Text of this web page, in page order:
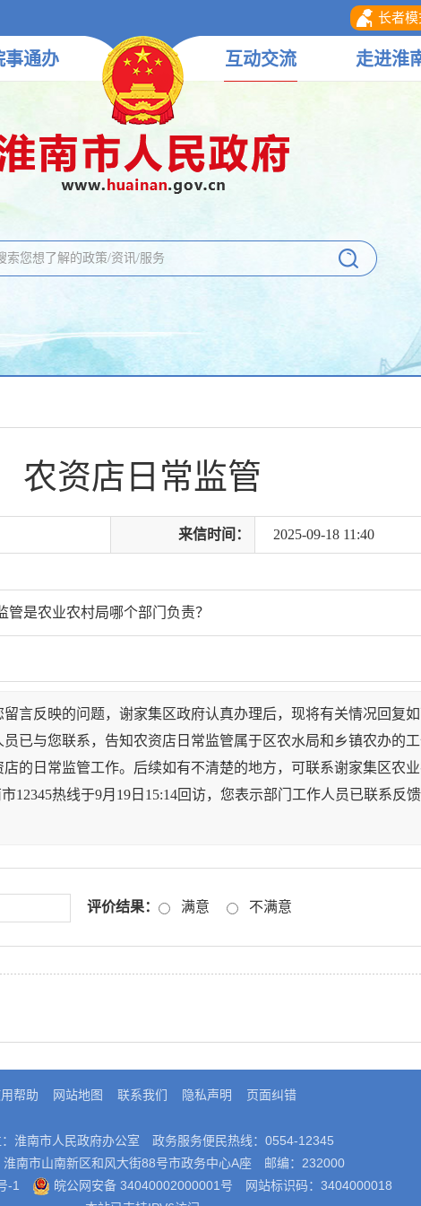
长者模
事通办 互动交流 走进淮
农资店日常监管
来信时间： 2025-09-18 11:40
是农业农村局哪个部门负责？
言反映的问题，谢家集区政府认真办理后，现将有关情况回复如
与您联系，告知农资店日常监管属于区农水局和乡镇农办的工
的日常监管工作。后续如有不清楚的地方，可联系谢家集区农
12345热线于9月19日15:14回访，您表示部门工作人员已联系反馈
评价结果： 满意 不满意
帮助 网站地图 联系我们 隐私声明 页面纠错
淮南市人民政府办公室
政务服务便民热线：0554-12345
南市山南新区和风大街88号市政务中心A座
邮编：232000
-1
皖公网安备 34040002000001号
网站标识码：3404000018